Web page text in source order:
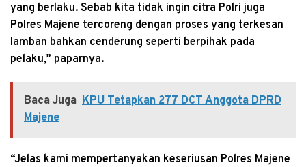
yang berlaku. Sebab kita tidak ingin citra Polri juga
Polres Majene tercoreng dengan proses yang terkesan
lamban bahkan cenderung seperti berpihak pada
pelaku,” paparnya.
Baca Juga KPU Tetapkan 277 DCT Anggota DPRD
Majene
“Jelas kami mempertanyakan keseriusan Polres Majene